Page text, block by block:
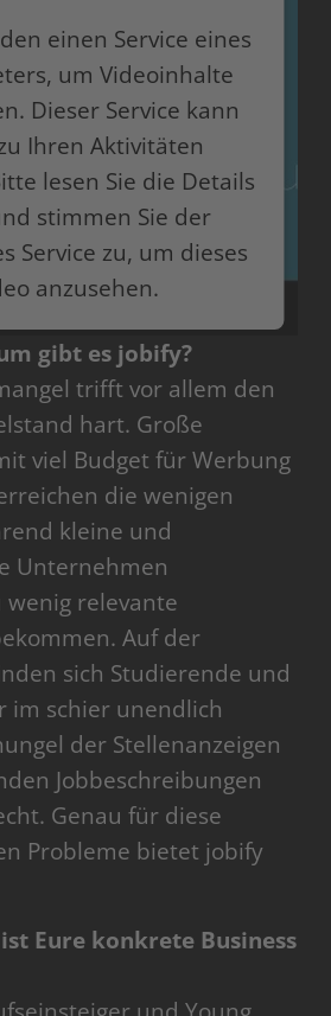
einen Service eines
um Videoinhalte
Dieser Service kann
Ihren Aktivitäten
lesen Sie die Details
stimmen Sie der
Service zu, um dieses
anzusehen.
Informationen
Akzeptieren
Consent Management
Platform
gibt es jobify?
trifft vor allem den
hart. Große
viel Budget für Werbung
die wenigen
kleine und
Unternehmen
wenig relevante
Auf der
sich Studierende und
im schier unendlich
der Stellenanzeigen
Jobbeschreibungen
Genau für diese
Probleme bietet jobify
Eure konkrete Business